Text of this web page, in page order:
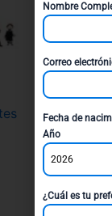
Nombre
Correo
Fecha de
Año
2026
¿Cuál es tu